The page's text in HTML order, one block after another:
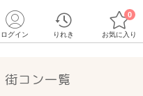
ログイン りれき お気に入り
0
コン一覧